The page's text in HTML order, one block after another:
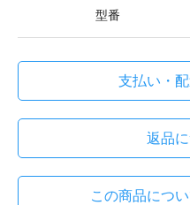
型番
支払い・
返品
この商品につ